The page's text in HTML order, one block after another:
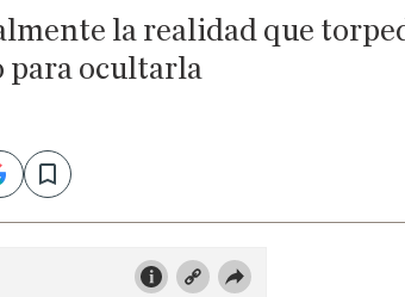
la realidad que
para ocultarla
Save